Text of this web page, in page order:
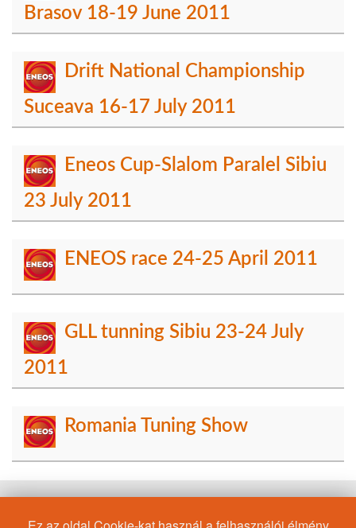
Brasov 18-19 June 2011
Drift National Championship
Suceava 16-17 July 2011
Eneos Cup-Slalom Paralel Sibiu
23 July 2011
ENEOS race 24-25 April 2011
GLL tunning Sibiu 23-24 July
2011
Romania Tuning Show